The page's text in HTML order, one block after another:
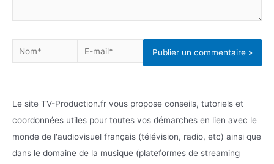
Nom*
E-
mail*
Le site TV-Production.fr vous propose conseils, tutoriels et
coordonnées utiles pour toutes vos démarches en lien avec le
monde de l'audiovisuel français (télévision, radio, etc) ainsi que
dans le domaine de la musique (plateformes de streaming